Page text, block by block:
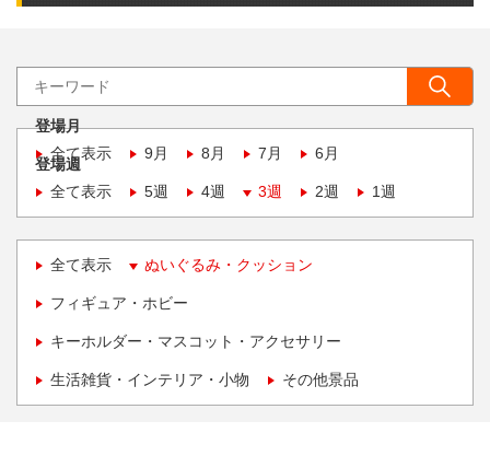
登場月
全て表示
9月 8月 7月 6月
登場週
全て表示
5週 4週 3週 2週 1週
全て表示 ぬいぐるみ・クッション
フィギュア・ホビー
キーホルダー・マスコット・アクセサリー
生活雑貨・インテリア・小物 その他景品